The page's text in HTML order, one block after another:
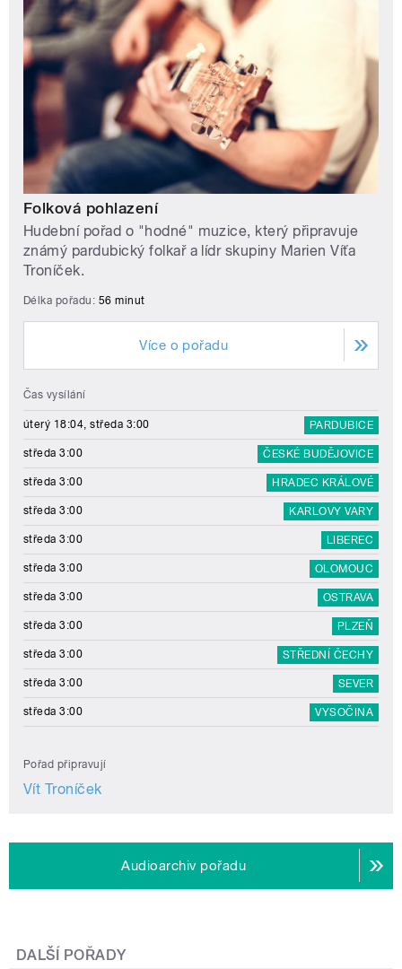
Folková pohlazení
Hudební pořad o "hodné" muzice, který připravuje
známý pardubický folkař a lídr skupiny Marien Víťa
Troníček.
Délka pořadu: 56 minut
Více o pořadu
Čas vysílání
úterý 18:04, středa 3:00 PARDUBICE
středa 3:00 ČESKÉ BUDĚJOVICE
středa 3:00 HRADEC KRÁLOVÉ
středa 3:00 KARLOVY VARY
středa 3:00 LIBEREC
středa 3:00 OLOMOUC
středa 3:00 OSTRAVA
středa 3:00 PLZEŇ
středa 3:00 STŘEDNÍ ČECHY
středa 3:00 SEVER
středa 3:00 VYSOČINA
Pořad připravují
Vít Troníček
Audioarchiv pořadu
DALŠÍ POŘADY